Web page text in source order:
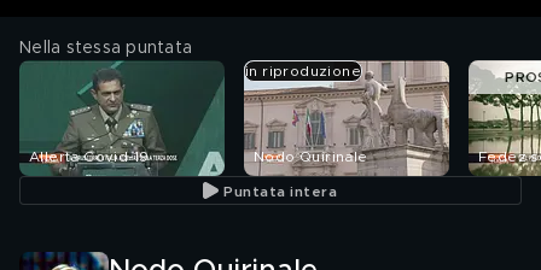
Nella stessa puntata
Allerta Covid-19
in riproduzione
Nodo Quirinale Fedez
Puntata intera